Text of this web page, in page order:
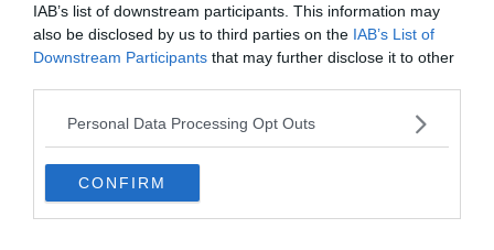
IAB’s list of downstream participants. This information may
also be disclosed by us to third parties on the IAB’s List of
Downstream Participants that may further disclose it to other
Personal Data Processing Opt Outs
CONFIRM
Ainsi, vous aurez l’occasion de découvrir sept musées
Benaki :
Le musée de l’Histoire grecque,
Le bâtiment de la collection Hadjikyriakos-Ghika
Le musée de l’Enfant,